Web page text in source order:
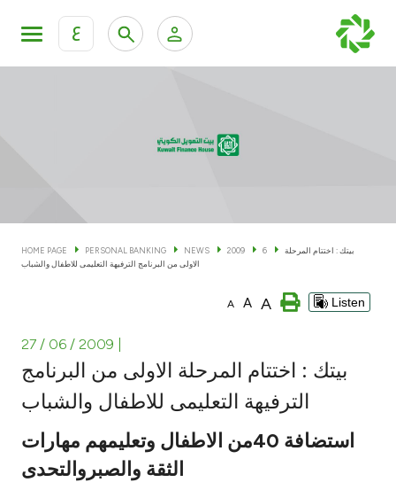
ع
KFH Online Corporate Banking Services
Cards
Banking Tiers
Investment
Tools & Services
HOME PAGE PERSONAL BANKING NEWS 2009 6
بيتك : اختتام المرحلة
الاولى من البرنامج الترفيهة التعليمى للاطفال والشباب
A A A Listen
27 / 06 / 2009
بيتك : اختتام المرحلة الاولى من البرنامج
الترفيهة التعليمى للاطفال والشباب
استضافة 40من الاطفال وتعليمهم مهارات
الثقة والصبروالتحدى